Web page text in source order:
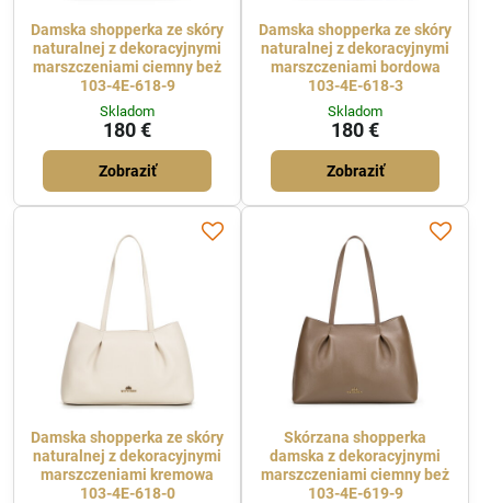
Damska shopperka ze skóry
naturalnej z dekoracyjnymi
marszczeniami ciemny beż
103-4E-618-9
Skladom
180 €
Zobraziť
Damska shopperka ze skóry
naturalnej z dekoracyjnymi
marszczeniami bordowa
103-4E-618-3
Skladom
180 €
Zobraziť
Damska shopperka ze skóry
naturalnej z dekoracyjnymi
marszczeniami kremowa
103-4E-618-0
Skórzana shopperka
damska z dekoracyjnymi
marszczeniami ciemny beż
103-4E-619-9